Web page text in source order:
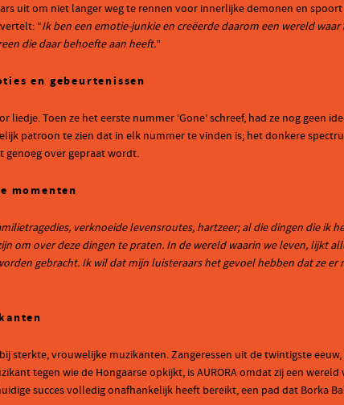
uit om niet langer weg te rennen voor innerlijke demonen en
“Ik ben een emotie-junkie en creëerde daarom een wereld
die daar behoefte aan heeft.”
en gebeurtenissen
liedje. Toen ze het eerste nummer ‘Gone’ schreef, had ze nog geen
patroon te zien dat in elk nummer te vinden is; het donkere
genoeg over gepraat wordt.
momenten
verknoeide levensroutes, hartzeer; al die dingen die ik
om over deze dingen te praten. In de wereld waarin we leven, lijkt
gebracht. Ik wil dat mijn luisteraars het gevoel hebben dat ze
sterkte, vrouwelijke muzikanten. Zangeressen uit de twintigste
tegen wie de Hongaarse opkijkt, is AURORA omdat zij een
succes volledig onafhankelijk heeft bereikt, een pad dat Borka